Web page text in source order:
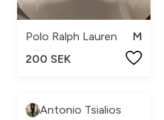
Polo Ralph Lauren
M
200 SEK
Antonio Tsialios